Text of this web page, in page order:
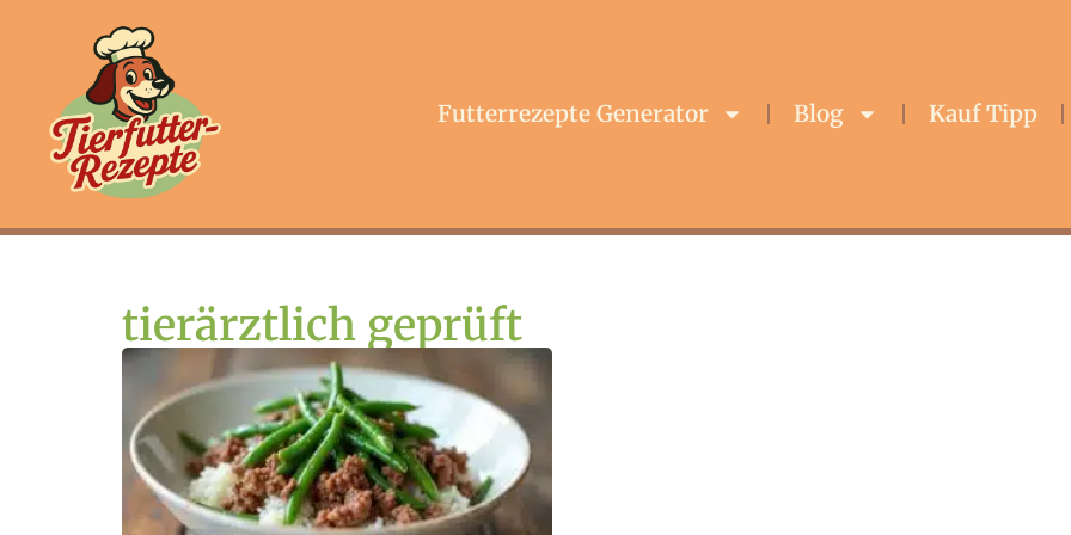
Futterrezepte Generator Blog Kauf Tipp
tierärztlich geprüft